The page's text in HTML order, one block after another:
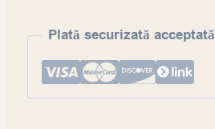
Plată securizată acceptată